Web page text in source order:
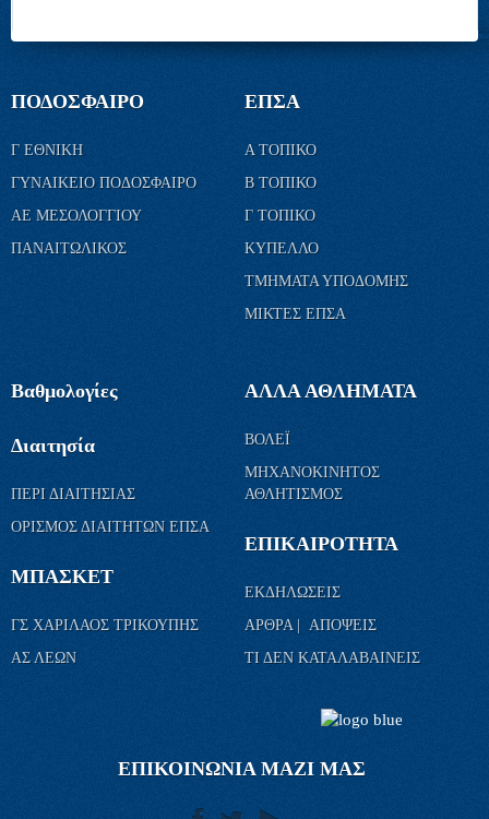
ΠΟΔΟΣΦΑΙΡΟ
Γ ΕΘΝΙΚΗ
ΓΥΝΑΙΚΕΙΟ ΠΟΔΟΣΦΑΙΡΟ
ΑΕ ΜΕΣΟΛΟΓΓΙΟΥ
ΠΑΝΑΙΤΩΛΙΚΟΣ
ΕΠΣΑ
Α ΤΟΠΙΚΟ
Β ΤΟΠΙΚΟ
Γ ΤΟΠΙΚΟ
ΚΥΠΕΛΛΟ
ΤΜΗΜΑΤΑ ΥΠΟΔΟΜΗΣ
ΜΙΚΤΕΣ ΕΠΣΑ
Βαθμολογίες
Διαιτησία
ΠΕΡΙ ΔΙΑΙΤΗΣΙΑΣ
ΟΡΙΣΜΟΣ ΔΙΑΙΤΗΤΩΝ ΕΠΣΑ
ΜΠΑΣΚΕΤ
ΓΣ ΧΑΡΙΛΑΟΣ ΤΡΙΚΟΥΠΗΣ
ΑΣ ΛΕΩΝ
ΑΛΛΑ ΑΘΛΗΜΑΤΑ
ΒΟΛΕΪ
ΜΗΧΑΝΟΚΙΝΗΤΟΣ
ΑΘΛΗΤΙΣΜΟΣ
ΕΠΙΚΑΙΡΟΤΗΤΑ
ΕΚΔΗΛΩΣΕΙΣ
ΑΡΘΡΑ | ΑΠΟΨΕΙΣ
ΤΙ ΔΕΝ ΚΑΤΑΛΑΒΑΙΝΕΙΣ
ΕΠΙΚΟΙΝΩΝΙΑ ΜΑΖΙ ΜΑΣ